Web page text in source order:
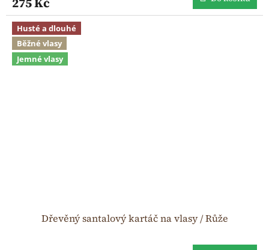
Husté a dlouhé
Běžné vlasy
Jemné vlasy
Dřevěný santalový kartáč na vlasy / Růže